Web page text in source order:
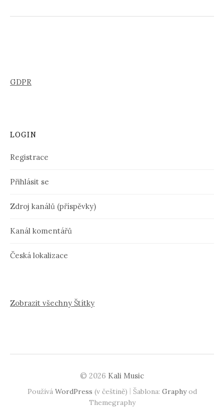
GDPR
LOGIN
Registrace
Přihlásit se
Zdroj kanálů (příspěvky)
Kanál komentářů
Česká lokalizace
Zobrazit všechny Štítky
© 2026 Kali Music
Používá WordPress (v češtině) | Šablona: Graphyod
Themegraphy